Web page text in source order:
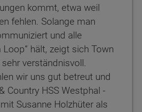
kommt, etwa weil
fehlen. Solange man
und alle
Loop“ hält, zeigt sich Town
verständnisvoll.
wir uns gut betreut und
Country HSS Westphal -
Susanne Holzhüter als